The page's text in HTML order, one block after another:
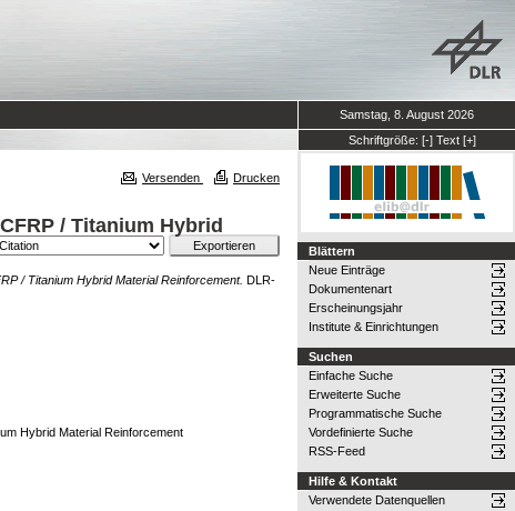
Samstag, 8. August 2026
Schriftgröße: [-] Text [+]
Versenden Drucken
/ Titanium Hybrid
/ Titanium Hybrid Material Reinforcement. DLR-
Hybrid Material Reinforcement
Blättern
Neue Einträge
Dokumentenart
Erscheinungsjahr
Institute & Einrichtungen
Suchen
Einfache Suche
Erweiterte Suche
Programmatische Suche
Vordefinierte Suche
RSS-Feed
Hilfe & Kontakt
Verwendete Datenquellen